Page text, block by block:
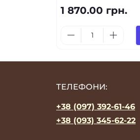
1 870.00 грн.
ТЕЛЕФОНИ:
+38 (097) 392-61-46
+38 (093) 345-62-22